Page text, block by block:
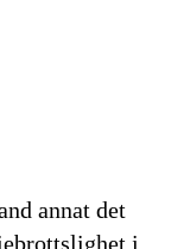
annat det
i